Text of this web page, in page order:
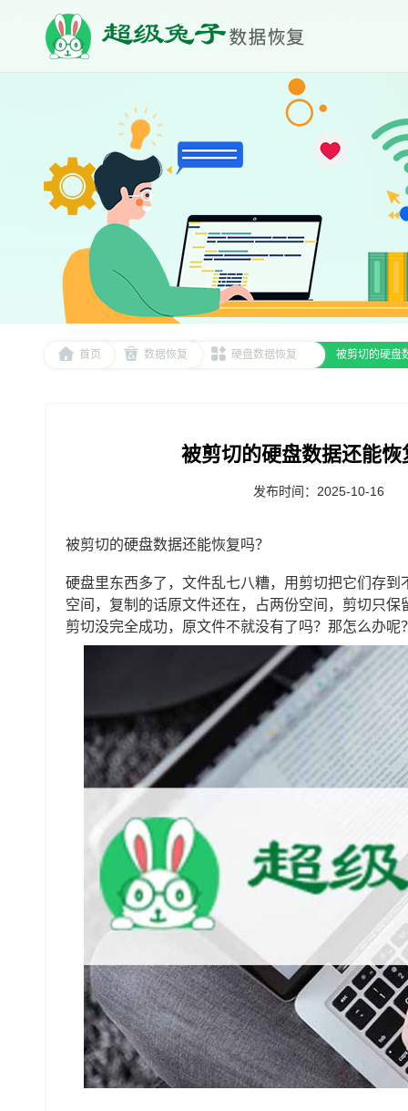
首页 数据恢复 硬盘数据恢复 被剪切的硬盘
被剪切的硬盘数据还能
发布时间：2025-10-16
被剪切的硬盘数据还能恢复吗？
硬盘里东西多了，文件乱七八糟，用剪切把它们存
空间，复制的话原文件还在，占两份空间，剪切只
剪切没完全成功，原文件不就没有了吗？那怎么办